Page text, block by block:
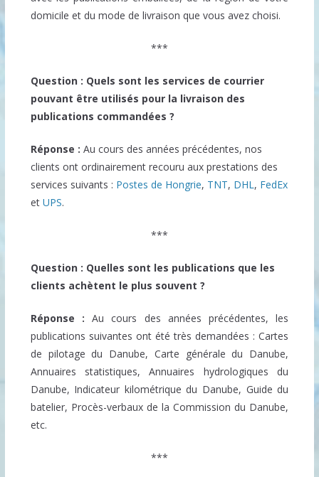
domicile et du mode de livraison que vous avez choisi.
***
Question : Quels sont les services de courrier
pouvant être utilisés pour la livraison des
publications commandées ?
Réponse : Au cours des années précédentes, nos
clients ont ordinairement recouru aux prestations des
services suivants : Postes de Hongrie, TNT, DHL, FedEx
et UPS.
***
Question : Quelles sont les publications que les
clients achètent le plus souvent ?
Réponse :Au cours des années précédentes, les
publications suivantes ont été très demandées : Cartes
de pilotage du Danube, Carte générale du Danube,
Annuaires statistiques, Annuaires hydrologiques du
Danube, Indicateur kilométrique du Danube, Guide du
batelier, Procès-verbaux de la Commission du Danube,
etc.
***